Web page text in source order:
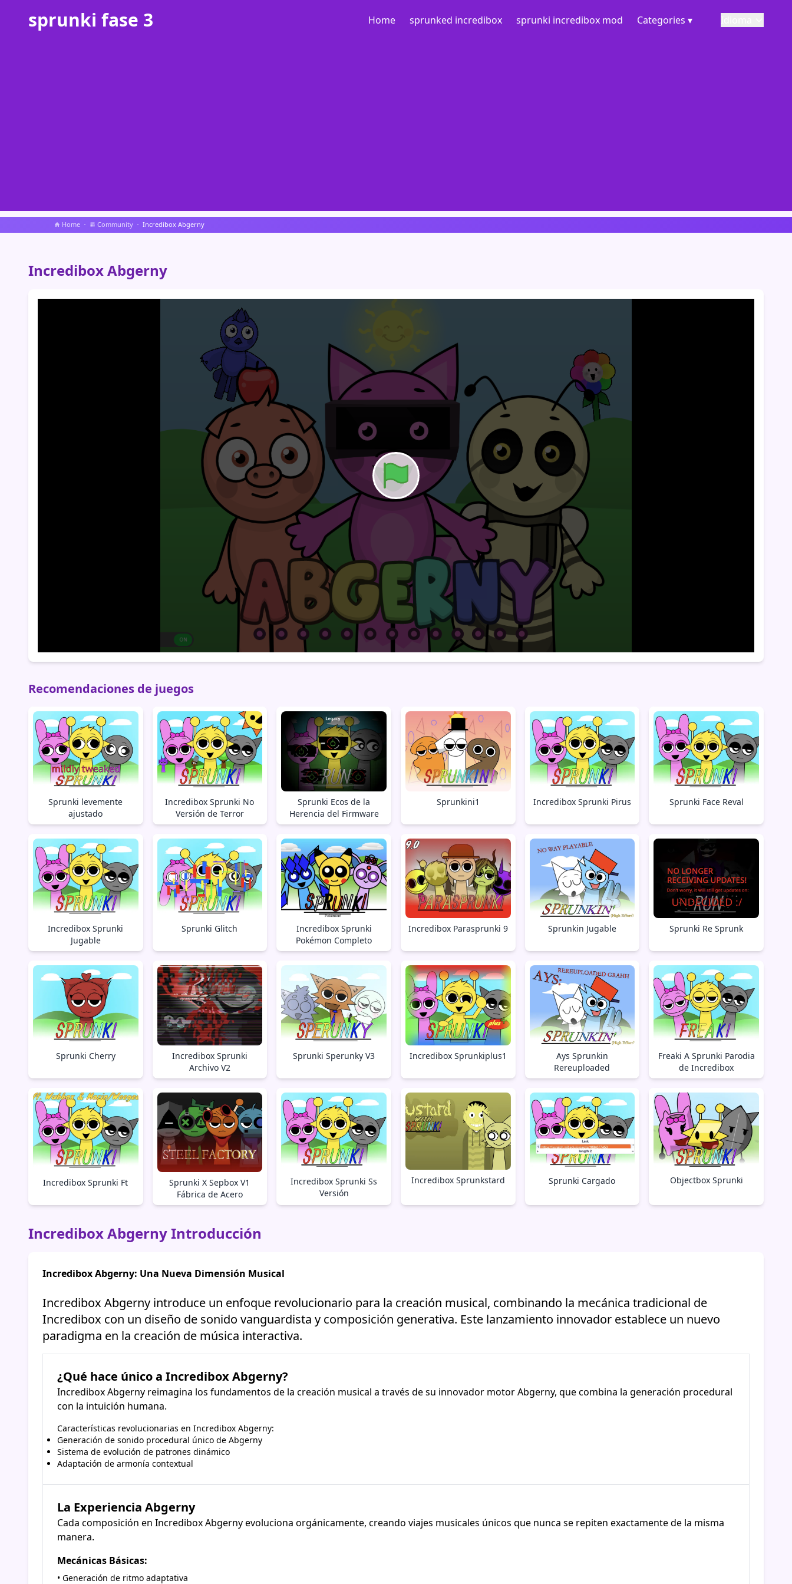
sprunki fase 3 Home sprunked incredibox sprunki incredibox mod Categories ▾
Home Community Incredibox Abgerny
Incredibox Abgerny
Recomendaciones de juegos
Sprunki levemente
ajustado
Incredibox Sprunki No
Versión de Terror
Sprunki Ecos de la
Herencia del Firmware
Sprunkini1 Incredibox Sprunki Pirus Sprunki Face Reval
Incredibox Sprunki
Jugable
Sprunki Glitch
Incredibox Sprunki
Pokémon Completo
Incredibox Parasprunki 9 Sprunkin Jugable Sprunki Re Sprunk
Sprunki Cherry
Incredibox Sprunki
Archivo V2
Sprunki Sperunky V3 Incredibox Sprunkiplus1
Ays Sprunkin
Rereuploaded
Freaki A Sprunki Parodia
de Incredibox
Incredibox Sprunki Ft
Sprunki X Sepbox V1
Fábrica de Acero
Incredibox Sprunki Ss
Versión
Incredibox Sprunkstard Sprunki Cargado Objectbox Sprunki
Incredibox Abgerny Introducción
Incredibox Abgerny: Una Nueva Dimensión Musical
Incredibox Abgerny introduce un enfoque revolucionario para la creación musical, combinando la mecánica tradicional de
Incredibox con un diseño de sonido vanguardista y composición generativa. Este lanzamiento innovador establece un nuevo
paradigma en la creación de música interactiva.
¿Qué hace único a Incredibox Abgerny?
Incredibox Abgerny reimagina los fundamentos de la creación musical a través de su innovador motor Abgerny, que combina la generación procedural
con la intuición humana.
Características revolucionarias en Incredibox Abgerny:
Generación de sonido procedural único de Abgerny
Sistema de evolución de patrones dinámico
Adaptación de armonía contextual
La Experiencia Abgerny
Cada composición en Incredibox Abgerny evoluciona orgánicamente, creando viajes musicales únicos que nunca se repiten exactamente de la misma
manera.
Mecánicas Básicas:
• Generación de ritmo adaptativa